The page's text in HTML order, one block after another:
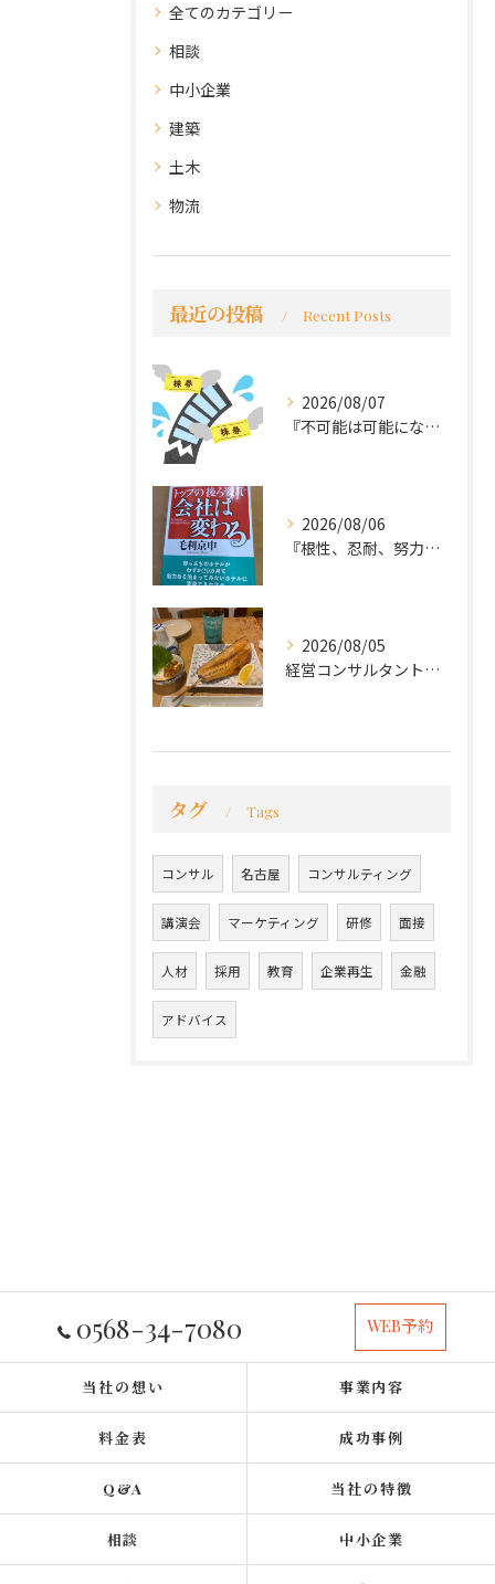
全てのカテゴリー
相談
中小企業
建築
土木
物流
最近の投稿 Recent Posts
2026/08/07
『不可能は可能になる』
2026/08/06
『根性、忍耐、努力という言葉は死語なのか』
2026/08/05
経営コンサルタントのモーちゃん・毛利京申です。
タグ Tags
コンサル 名古屋 コンサルティング
講演会 マーケティング 研修 面接
人材 採用 教育 企業再生 金融
アドバイス
0568-34-7080 WEB予約
当社の想い 事業内容
料金表 成功事例
Q&A 当社の特徴
相談 中小企業